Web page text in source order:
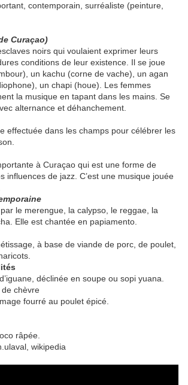
contemporain, surréaliste (peinture,
Curaçao)
noirs qui voulaient exprimer leurs
conditions de leur existence. Il se joue
un kachu (corne de vache), un agan
un chapi (houe). Les femmes
la musique en tapant dans les mains. Se
alternance et déhanchement.
effectuée dans les champs pour célébrer les
à Curaçao qui est une forme de
influences de jazz. C’est une musique jouée
le merengue, la calypso, le reggae, la
Elle est chantée en papiamento.
à base de viande de porc, de poulet,
déclinée en soupe ou sopi yuana.
de chèvre
fourré au poulet épicé.
râpée.
wikipedia